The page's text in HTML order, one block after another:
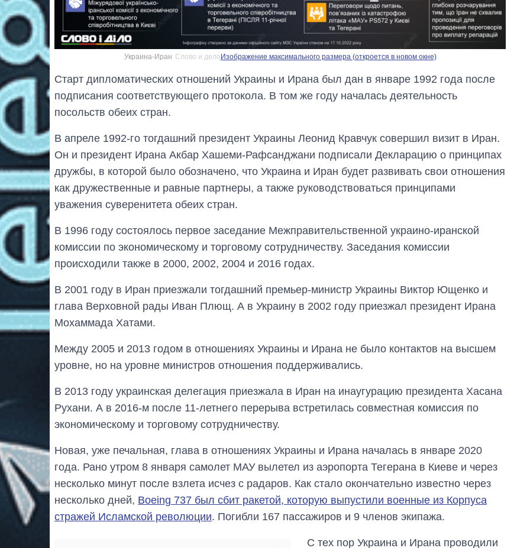
Украина-Иран Слово и дело Изображение максимального размера (откроется в новом окне)
Старт дипломатических отношений Украины и Ирана был дан в январе 1992 года после
подписания соответствующего протокола. В том же году началась деятельность
посольств обеих стран.
В апреле 1992-го тогдашний президент Украины Леонид Кравчук совершил визит в Иран.
Он и президент Ирана Акбар Хашеми-Рафсанджани подписали Декларацию о принципах
дружбы, в которой было обозначено, что Украина и Иран будет развивать свои отношения
как дружественные и равные партнеры, а также руководствоваться принципами
уважения суверенитета обеих стран.
В 1996 году состоялось первое заседание Межправительственной украино-иранской
комиссии по экономическому и торговому сотрудничеству. Заседания комиссии
происходили также в 2000, 2002, 2004 и 2016 годах.
В 2001 году в Иран приезжали тогдашний премьер-министр Украины Виктор Ющенко и
глава Верховной рады Иван Плющ. А в Украину в 2002 году приезжал президент Ирана
Мохаммада Хатами.
Между 2005 и 2013 годом в отношениях Украины и Ирана не было контактов на высшем
уровне, но на уровне министров отношения поддерживались.
В 2013 году украинская делегация приезжала в Иран на инаугурацию президента Хасана
Рухани. А в 2016-м после 11-летнего перерыва встретилась совместная комиссия по
экономическому и торговому сотрудничеству.
Новая, уже печальная, глава в отношениях Украины и Ирана началась в январе 2020
года. Рано утром 8 января самолет МАУ вылетел из аэропорта Тегерана в Киеве и через
несколько минут после взлета исчез с радаров. Как стало окончательно известно через
несколько дней, Boeing 737 был сбит ракетой, которую выпустили военные из Корпуса
стражей Исламской революции. Погибли 167 пассажиров и 9 членов экипажа.
С тех пор Украина и Ирана проводили
ударов по Украине
область стали
главной целью рф